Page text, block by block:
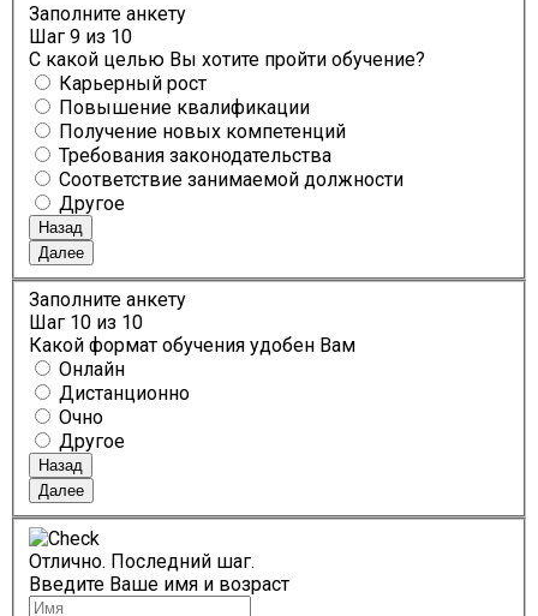
Заполните анкету
Шаг 9 из 10
С какой целью Вы хотите пройти обучение?
Карьерный рост
Повышение квалификации
Получение новых компетенций
Требования законодательства
Соответствие занимаемой должности
Другое
Назад
Далее
Заполните анкету
Шаг 10 из 10
Какой формат обучения удобен Вам
Онлайн
Дистанционно
Очно
Другое
Назад
Далее
Отлично. Последний шаг.
Введите Ваше имя и возраст